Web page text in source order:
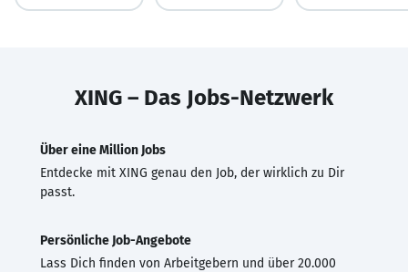
XING – Das Jobs-Netzwerk
Über eine Million Jobs
Entdecke mit XING genau den Job, der wirklich zu Dir
passt.
Persönliche Job-Angebote
Lass Dich finden von Arbeitgebern und über 20.000